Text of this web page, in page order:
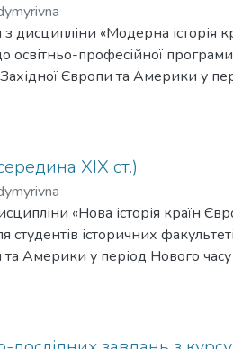
дисципліни «Модерна історія
освітньо-професійної
Європи та Америки у
освітнього процесу, так і
ХІХ ст.)
«Нова історія країн
історичних
Америки у період Нового часу
використовувати
«Історія».